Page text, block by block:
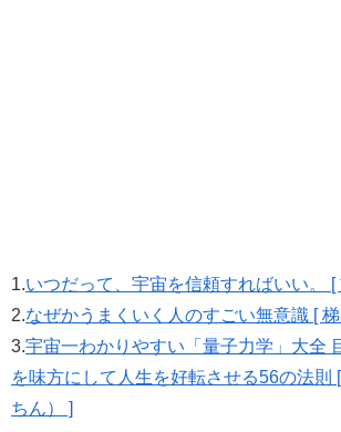
1.いつだって、宇宙を信頼すればいい。 [
2.なぜかうまくいく人のすごい無意識 [
3.宇宙一わかりやすい「量子力学」大全
を味方にして人生を好転させる56の法
ちん） ]